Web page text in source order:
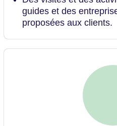
guides et des
proposées aux clients.